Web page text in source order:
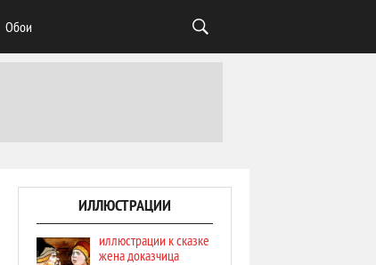
Обои
ИЛЛЮСТРАЦИИ
иллюстрации к сказке
жена доказчица